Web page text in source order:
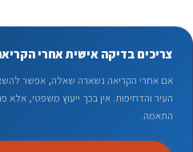
צריכים בדיקה אישית אחרי
אם אחרי הקריאה נשארה שאלה, אפשר
העיר והדחיפות. אין בכך ייעוץ משפטי,
התאמה.